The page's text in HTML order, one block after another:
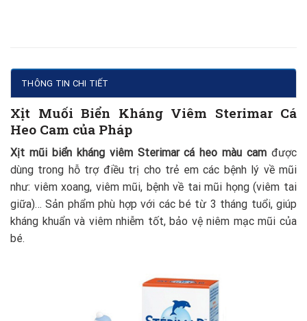
THÔNG TIN CHI TIẾT
Xịt Muối Biển Kháng Viêm Sterimar Cá
Heo Cam của Pháp
Xịt mũi biển kháng viêm Sterimar cá heo màu cam được
dùng trong hỗ trợ điều trị cho trẻ em các bệnh lý về mũi
như: viêm xoang, viêm mũi, bệnh về tai mũi họng (viêm tai
giữa)… Sản phẩm phù hợp với các bé từ 3 tháng tuổi, giúp
kháng khuẩn và viêm nhiễm tốt, bảo vệ niêm mạc mũi của
bé.